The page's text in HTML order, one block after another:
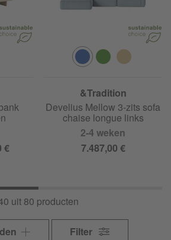
€
&Tradition
Develius Mellow 3-zits sofa
chaise longue links
2-4 weken
7.487,00 €
uit 80 producten
Filter